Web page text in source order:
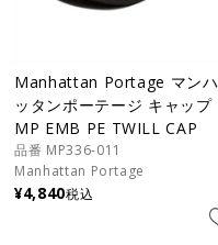
Manhattan Portage マンハ
ッタンポーテージ キャップ
MP EMB PE TWILL CAP
品番 MP336-011
Manhattan Portage
¥4,840税込